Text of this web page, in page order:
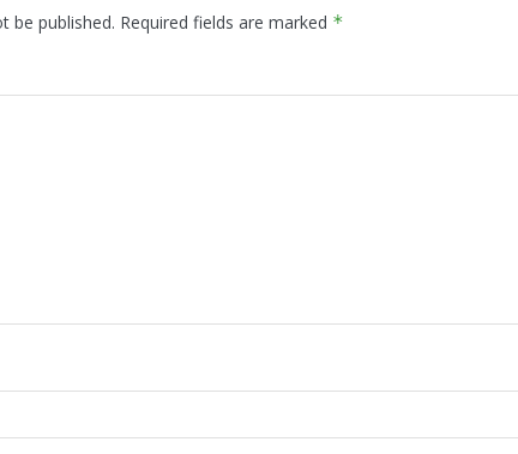
be published. Required fields are marked *